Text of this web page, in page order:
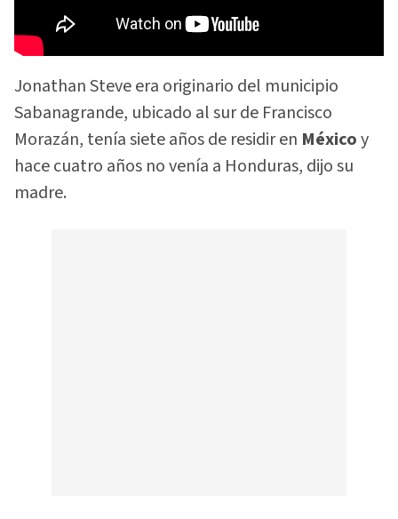
Jonathan Steve era originario del municipio
Sabanagrande, ubicado al sur de Francisco
Morazán, tenía siete años de residir en Méxicoy
hace cuatro años no venía a Honduras, dijo su
madre.